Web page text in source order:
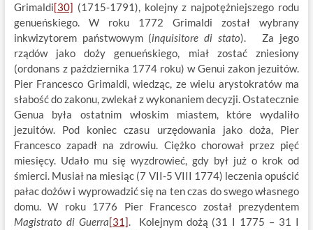
Grimaldi[30] (1715-1791), kolejny z najpotężniejszego rodu
genueńskiego. W roku 1772 Grimaldi został wybrany
inkwizytorem państwowym (inquisitore di stato). Za jego
rządów jako doży genueńskiego, miał zostać zniesiony
(ordonans z października 1774 roku) w Genui zakon jezuitów.
Pier Francesco Grimaldi, wiedząc, ze wielu arystokratów ma
słabość do zakonu, zwlekał z wykonaniem decyzji. Ostatecznie
Genua była ostatnim włoskim miastem, które wydaliło
jezuitów. Pod koniec czasu urzędowania jako doża, Pier
Francesco zapadł na zdrowiu. Ciężko chorował przez pięć
miesięcy. Udało mu się wyzdrowieć, gdy był już o krok od
śmierci. Musiał na miesiąc (7 VII-5 VIII 1774) leczenia opuścić
pałac dożów i wyprowadzić się na ten czas do swego własnego
domu. W roku 1776 Pier Francesco został prezydentem
Magistrato di Guerra[31]. Kolejnym dożą (31 I 1775 – 31 I